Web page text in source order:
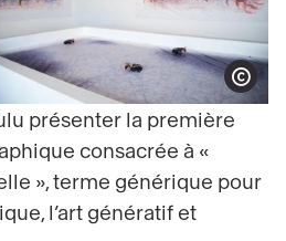
Afficher le
présenter la première
consacrée à «
», terme générique pour
l’art génératif et